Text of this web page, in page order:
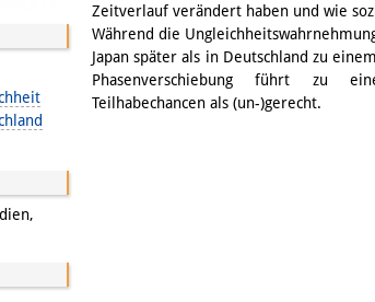
Zeitverlauf verändert haben und wie
Während die
Japan später als in Deutschland zu
Phasenverschiebung führt zu
Teilhabechancen als (un-)gerecht.